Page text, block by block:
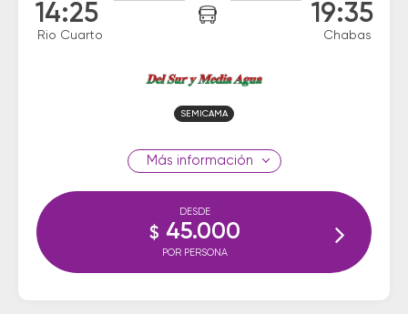
14:25
Rio Cuarto
19:35
Chabas
SEMICAMA
información
DESDE
$ 45.000
POR PERSONA